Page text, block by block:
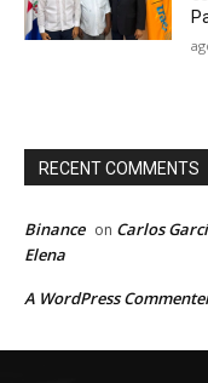
RECENT COMMENTS
Binance on Carlos
Elena
A WordPress